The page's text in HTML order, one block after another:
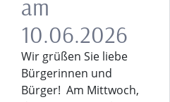
am
10.06.2026
Wir grüßen Sie liebe
Bürgerinnen und
Bürger! Am Mittwoch,